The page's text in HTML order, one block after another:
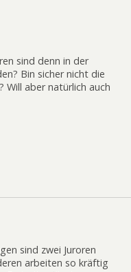
sind denn in der
Bin sicher nicht die
Will aber natürlich auch
sind zwei Juroren
arbeiten so kräftig